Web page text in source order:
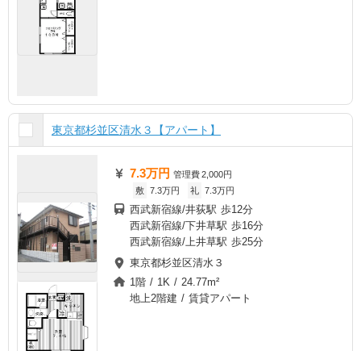
東京都杉並区清水３【アパート】
7.3万円 管理費2,000円
敷 7.3万円 礼 7.3万円
西武新宿線/井荻駅 歩12分
西武新宿線/下井草駅 歩16分
西武新宿線/上井草駅 歩25分
東京都杉並区清水３
1階 / 1K / 24.77m²
地上2階建 / 賃貸アパート